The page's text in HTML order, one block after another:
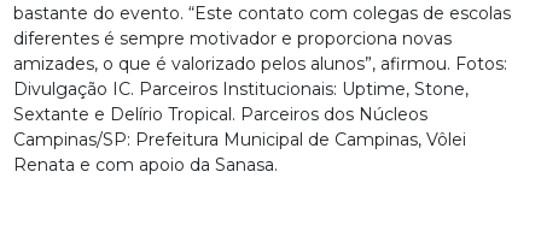
bastante do evento. “Este contato com colegas de escolas
diferentes é sempre motivador e proporciona novas
amizades, o que é valorizado pelos alunos”, afirmou. Fotos:
Divulgação IC. Parceiros Institucionais: Uptime, Stone,
Sextante e Delírio Tropical. Parceiros dos Núcleos
Campinas/SP: Prefeitura Municipal de Campinas, Vôlei
Renata e com apoio da Sanasa.